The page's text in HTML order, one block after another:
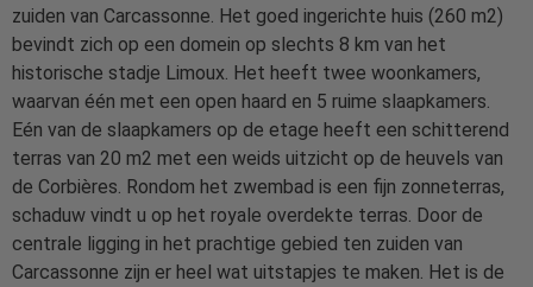
zuiden van Carcassonne. Het goed ingerichte huis (260 m2)
bevindt zich op een domein op slechts 8 km van het
historische stadje Limoux. Het heeft twee woonkamers,
waarvan één met een open haard en 5 ruime slaapkamers.
Eén van de slaapkamers op de etage heeft een schitterend
terras van 20 m2 met een weids uitzicht op de heuvels van
de Corbières. Rondom het zwembad is een fijn zonneterras,
schaduw vindt u op het royale overdekte terras. Door de
centrale ligging in het prachtige gebied ten zuiden van
Carcassonne zijn er heel wat uitstapjes te maken. Het is de